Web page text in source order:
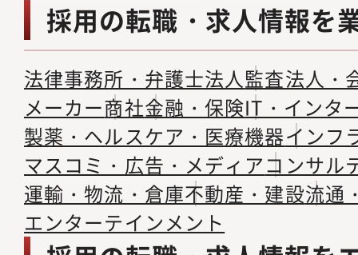
採用の転職・求人情報を
法律事務所・弁護士法人監査法人・
メーカー商社金融・保険IT・インタ
製薬・ヘルスケア・医療機器インフ
マスコミ・広告・メディアコンサル
運輸・物流・倉庫不動産・建設流通
エンターテインメント